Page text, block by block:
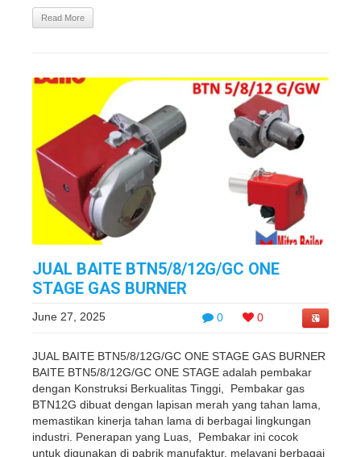
Read More
JUAL BAITE BTN5/8/12G/GC ONE
STAGE GAS BURNER
0 0
June 27, 2025
JUAL BAITE BTN5/8/12G/GC ONE STAGE GAS BURNER
BAITE BTN5/8/12G/GC ONE STAGE adalah pembakar
dengan Konstruksi Berkualitas Tinggi, Pembakar gas
BTN12G dibuat dengan lapisan merah yang tahan lama,
memastikan kinerja tahan lama di berbagai lingkungan
industri. Penerapan yang Luas, Pembakar ini cocok
untuk digunakan di pabrik manufaktur, melayani berbagai